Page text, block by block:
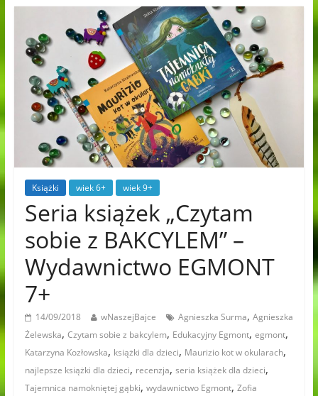
Książki wiek 6+ wiek 9+
Seria książek „Czytam
sobie z BAKCYLEM” –
Wydawnictwo EGMONT
7+
14/09/2018 wNaszejBajce Agnieszka Surma, Agnieszka
Żelewska, Czytam sobie z bakcylem, Edukacyjny Egmont, egmont,
Katarzyna Kozłowska, książki dla dzieci, Maurizio kot w okularach,
najlepsze książki dla dzieci, recenzja, seria książek dla dzieci,
Tajemnica namokniętej gąbki, wydawnictwo Egmont, Zofia